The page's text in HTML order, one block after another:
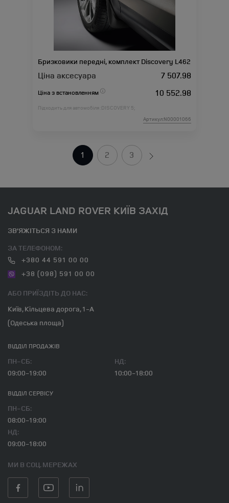
Бризковики передні, комплект Discovery L462
Ціна аксесуара 7 507.98
Ціна з встановленням 10 552.98
Підходить для автомобіля : DISCOVERY 5;
Артикул:N00001066
1 2 3
JAGUAR LAND ROVER КИЇВ ЗАХІД
ЗВ’ЯЖІТЬСЯ З НАМИ
ЗА ТЕЛЕФОНОМ:
+380 44 591 00 00
+38 (098) 591 00 00
АБО ПРИЇЗДІТЬ ДО НАС:
Київ, Кільцева дорога, 1-А
(Одеська площа)
ВІДДІЛ ПРОДАЖІВ
ПН-СБ:
09:00-19:00
НД:
10:00-18:00
ВІДДІЛ CЕРВІСУ
ПН-СБ:
08:00-19:00
НД:
09:00-18:00
МИ В СОЦ. МЕРЕЖАХ